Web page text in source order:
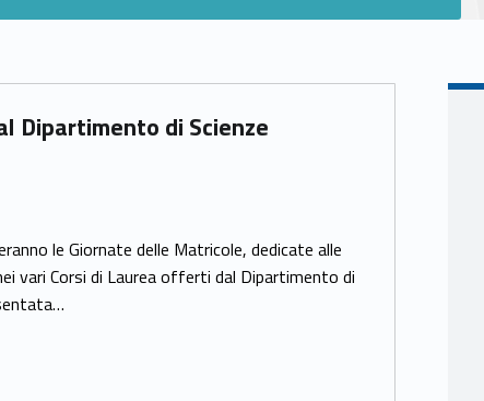
Dipartimento di Scienze
le Giornate delle Matricole, dedicate alle
vari Corsi di Laurea offerti dal Dipartimento di